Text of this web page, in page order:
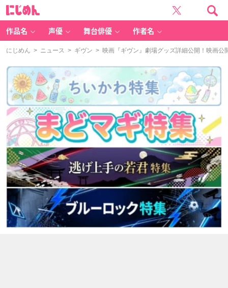
作品名 声優 舞台俳優 作者名
にじめん > ニュース > ギヴン > 映画『ギヴン』劇場グッズ詳細公開！映画公